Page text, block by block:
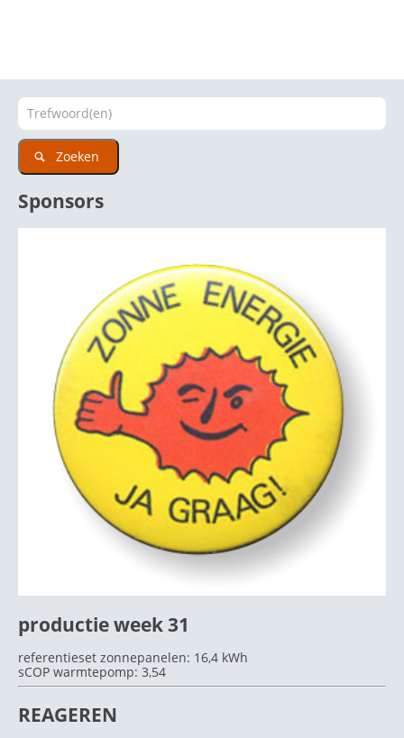
Zoeken
Sponsors
productie week 31
referentieset zonnepanelen: 16,4 kWh
sCOP warmtepomp: 3,54
REAGEREN